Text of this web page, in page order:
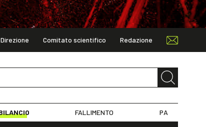
Direzione Comitato scientifico Redazione
FALLIMENTO PA